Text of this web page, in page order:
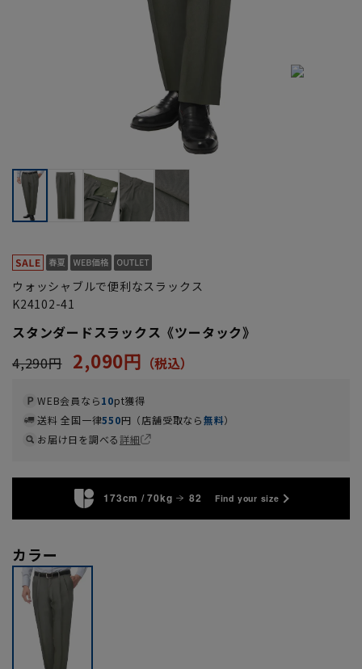
ウォッシャブルで便利なスラックス
K24102-41
スタンダードスラックス《ツータック》
4,290円 2,090円
WEB会員なら10pt獲得
送料 全国一律550円（店舗受取なら無料）
お届け日を調べる詳細
173cm / 70kg 82 Find your size
カラー